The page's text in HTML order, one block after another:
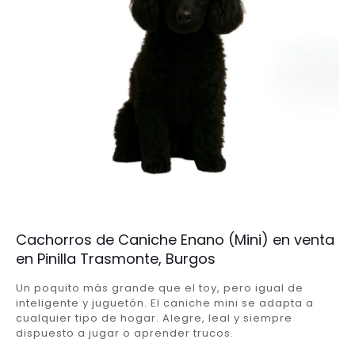
Cachorros de Caniche Enano (Mini) en venta
en Pinilla Trasmonte, Burgos
Un poquito más grande que el toy, pero igual de
inteligente y juguetón. El caniche mini se adapta a
cualquier tipo de hogar. Alegre, leal y siempre
dispuesto a jugar o aprender trucos.